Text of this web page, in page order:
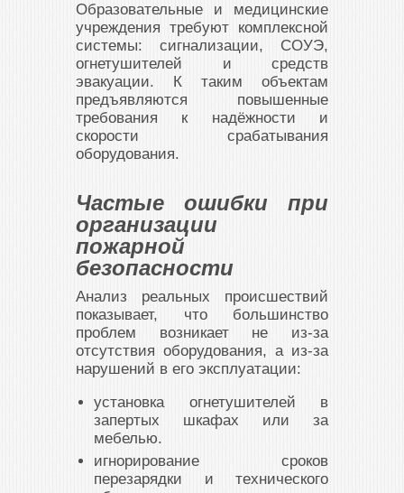
Образовательные и медицинские
учреждения требуют комплексной
системы: сигнализации, СОУЭ,
огнетушителей и средств
эвакуации. К таким объектам
предъявляются повышенные
требования к надёжности и
скорости срабатывания
оборудования.
Частые ошибки при
организации
пожарной
безопасности
Анализ реальных происшествий
показывает, что большинство
проблем возникает не из-за
отсутствия оборудования, а из-за
нарушений в его эксплуатации:
установка огнетушителей в
запертых шкафах или за
мебелью.
игнорирование сроков
перезарядки и технического